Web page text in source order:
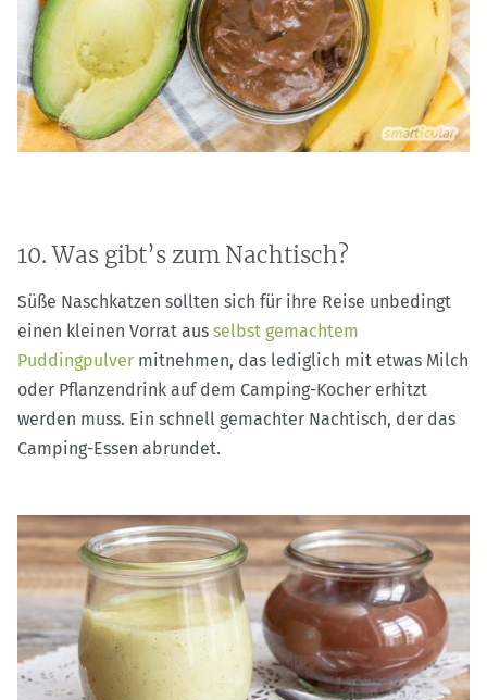
10. Was gibt’s zum Nachtisch?
Süße Naschkatzen sollten sich für ihre Reise unbedingt
einen kleinen Vorrat aus selbst gemachtem
Puddingpulver mitnehmen, das lediglich mit etwas Milch
oder Pflanzendrink auf dem Camping-Kocher erhitzt
werden muss. Ein schnell gemachter Nachtisch, der das
Camping-Essen abrundet.